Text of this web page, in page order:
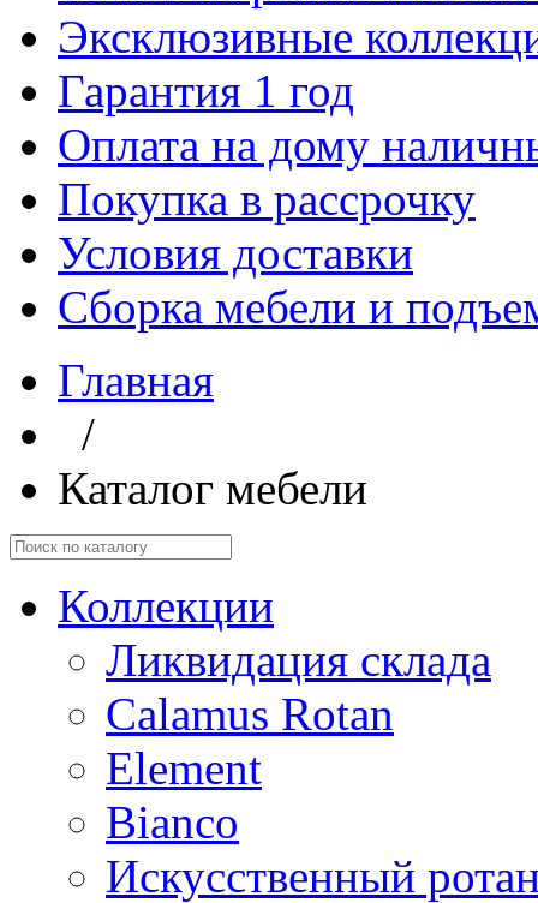
Эксклюзивные
Гарантия 1 год
Оплата на дому
Покупка в рассрочку
Условия доставки
Сборка мебели и
Главная
/
Каталог мебели
Коллекции
Ликвидация склада
Calamus Rotan
Element
Bianco
Искусственный